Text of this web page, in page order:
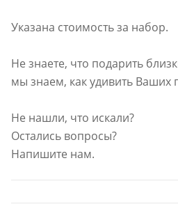
Указана стоимость за набор.
Не знаете, что подарить
мы знаем, как удивить Ваших
Не нашли, что искали?
Остались вопросы?
Напишите нам.